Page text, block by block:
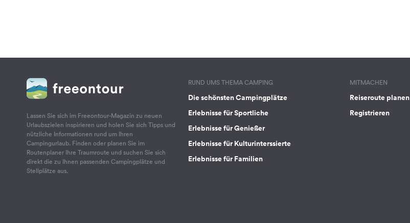
Lassen Sie sich im Freeontour-Magazin zu neuen
Urlaubszielen inspirieren und holen Sie sich Tipps und
nützliche Informationen rund um Ihren
Campingurlaub. Finden oder planen Sie im
Routenplaner Ihre Traumroute und suchen Sie sich
direkt die zu Ihnen passenden Campingplätze und
Stellplätze aus.
RUND UMS THEMA CAMPING
Die schönsten Campingplätze
Erlebnisse für Sportliche
Erlebnisse für Genießer
Erlebnisse für Kulturinterssierte
Erlebnisse für Familien
MITMACHEN
Reiseroute planen
Registrieren